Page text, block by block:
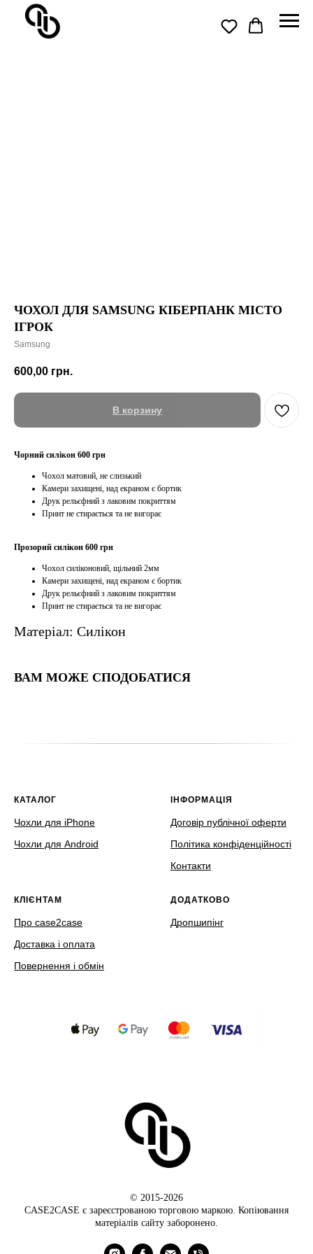
ЧОХОЛ ДЛЯ SAMSUNG КІБЕРПАНК МІСТО
ІГРОК
Samsung
600,00 грн.
В корзину
Чорний силікон 600 грн
Чохол матовий, не слизький
Камери захищені, над екраном є бортик
Друк рельєфний з лаковим покриттям
Принт не стирається та не вигорає
Прозорий силікон 600 грн
Чохол силіконовий, щільний 2мм
Камери захищені, над екраном є бортик
Друк рельєфний з лаковим покриттям
Принт не стирається та не вигорає
Матеріал: Силікон
ВАМ МОЖЕ СПОДОБАТИСЯ
КАТАЛОГ
Чохли для iPhone
Чохли для Android
ІНФОРМАЦІЯ
Договір публічної оферти
Політика конфіденційності
Контакти
КЛІЄНТАМ
Про case2case
Доставка і оплата
Повернення і обмін
ДОДАТКОВО
Дропшипінг
© 2015-2026
CASE2CASE є зареєстрованою торговою маркою. Копіювання
матеріалів сайту заборонено.